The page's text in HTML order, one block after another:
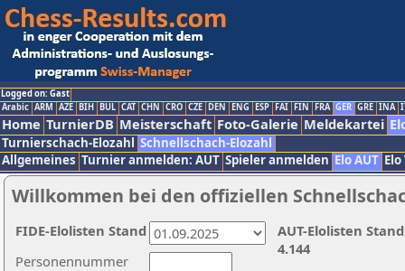
Logged on: Gast
Arabic ARM AZE BIH BUL CAT CHN CRO CZE DEN ENG ESP FAI FIN FRA GER GRE INA
Home TurnierDB Meisterschaft Foto-Galerie Meldekartei
Turnierschach-Elozahl Schnellschach-Elozahl
Allgemeines Turnier anmelden: AUT Spieler anmelden Elo AUT
Willkommen bei den offiziellen
Personennummer
AUT-Elolisten
4.144
FIDE-Elolisten Stand